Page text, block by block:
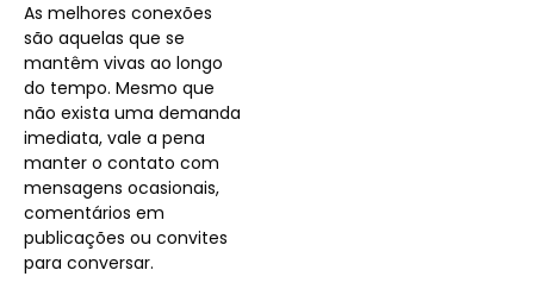
As melhores conexões
são aquelas que se
mantêm vivas ao longo
do tempo. Mesmo que
não exista uma demanda
imediata, vale a pena
manter o contato com
mensagens ocasionais,
comentários em
publicações ou convites
para conversar.